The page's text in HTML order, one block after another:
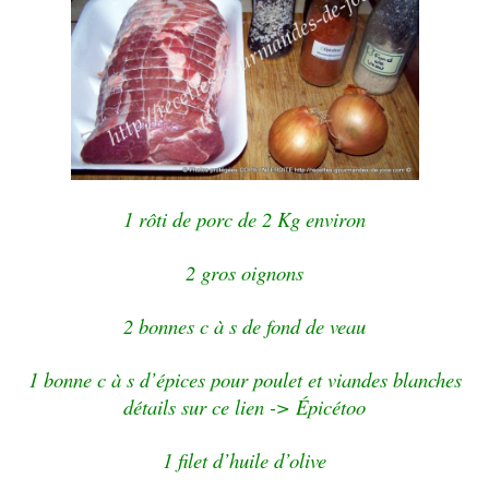
1 rôti de porc de 2 Kg environ
2 gros oignons
2 bonnes c à s de fond de veau
1 bonne c à s d’épices pour poulet et viandes blanches
détails sur ce lien -> Épicétoo
1 filet d’huile d’olive